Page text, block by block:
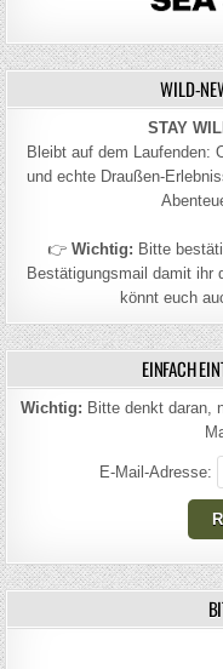
WILD-
STAY
Bleibt auf dem Laufenden:
und echte Draußen-
👉 Wichtig: Bitte
Bestätigungsmail damit ihr
könnt euch
EINFACH
Wichtig: Bitte denkt daran,
E-Mail-Adresse: